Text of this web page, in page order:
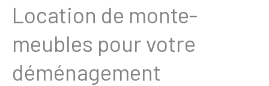
Location de monte-
meubles pour votre
déménagement